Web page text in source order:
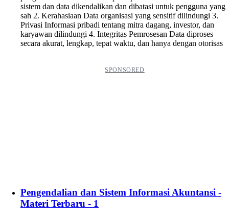
sistem dan data dikendalikan dan dibatasi untuk pengguna yang
sah 2. Kerahasiaan Data organisasi yang sensitif dilindungi 3.
Privasi Informasi pribadi tentang mitra dagang, investor, dan
karyawan dilindungi 4. Integritas Pemrosesan Data diproses
secara akurat, lengkap, tepat waktu, dan hanya dengan otorisas
Pengendalian dan Sistem Informasi Akuntansi -
Materi Terbaru - 1